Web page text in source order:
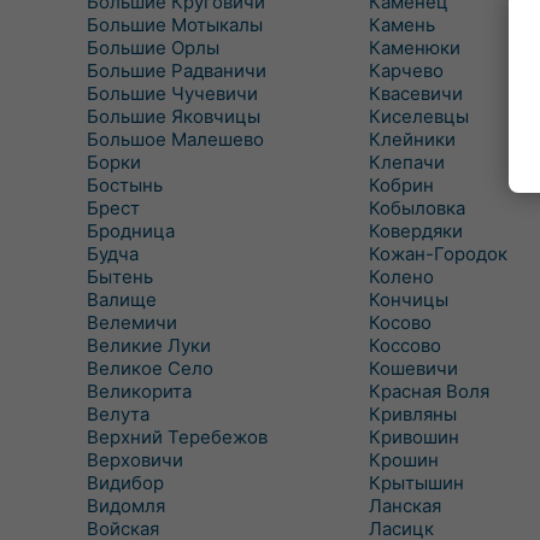
Большие Мотыкалы
Большие Орлы
Большие Радваничи
Большие Чучевичи
Большие Яковчицы
Большое Малешево
Борки
Бостынь
Брест
Бродница
Будча
Бытень
Валище
Велемичи
Великие Луки
Великое Село
Великорита
Велута
Верхний Теребежов
Верховичи
Видибор
Видомля
Войская
Камень
Каменюки
Карчево
Квасевичи
Киселевцы
Клейники
Клепачи
Кобрин
Кобыловка
Ковердяки
Кожан-Городок
Колено
Кончицы
Косово
Коссово
Кошевичи
Красная Воля
Кривляны
Кривошин
Крошин
Крытышин
Ланская
Ласицк